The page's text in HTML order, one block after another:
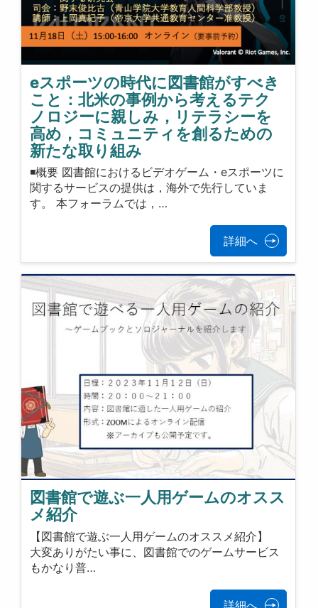
eスポーツの時代に図書館がすべき
こと：北米の事例から考えるテク
ノロジーに親しみ，リテラシーを
高め，コミュニティを創るための
新たな取り組み
◾️概要 図書館におけるビデオゲーム・eスポーツに
関するサービスの提供は，海外で先行していま
す。 本フォーラムでは，…
詳細へ
図書館で遊ぶ一人用ゲームのオスス
メ紹介
【図書館で遊ぶ一人用ゲームのオススメ紹介】
大変ありがたい事に、図書館でのゲームサービス
もかなり普…
詳細へ